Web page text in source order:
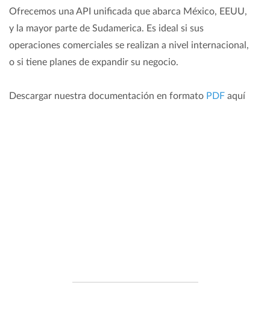
Ofrecemos una API unificada que abarca México, EEUU,
y la mayor parte de Sudamerica. Es ideal si sus
operaciones comerciales se realizan a nivel internacional,
o si tiene planes de expandir su negocio.
Descargar nuestra documentación en formato PDF aquí